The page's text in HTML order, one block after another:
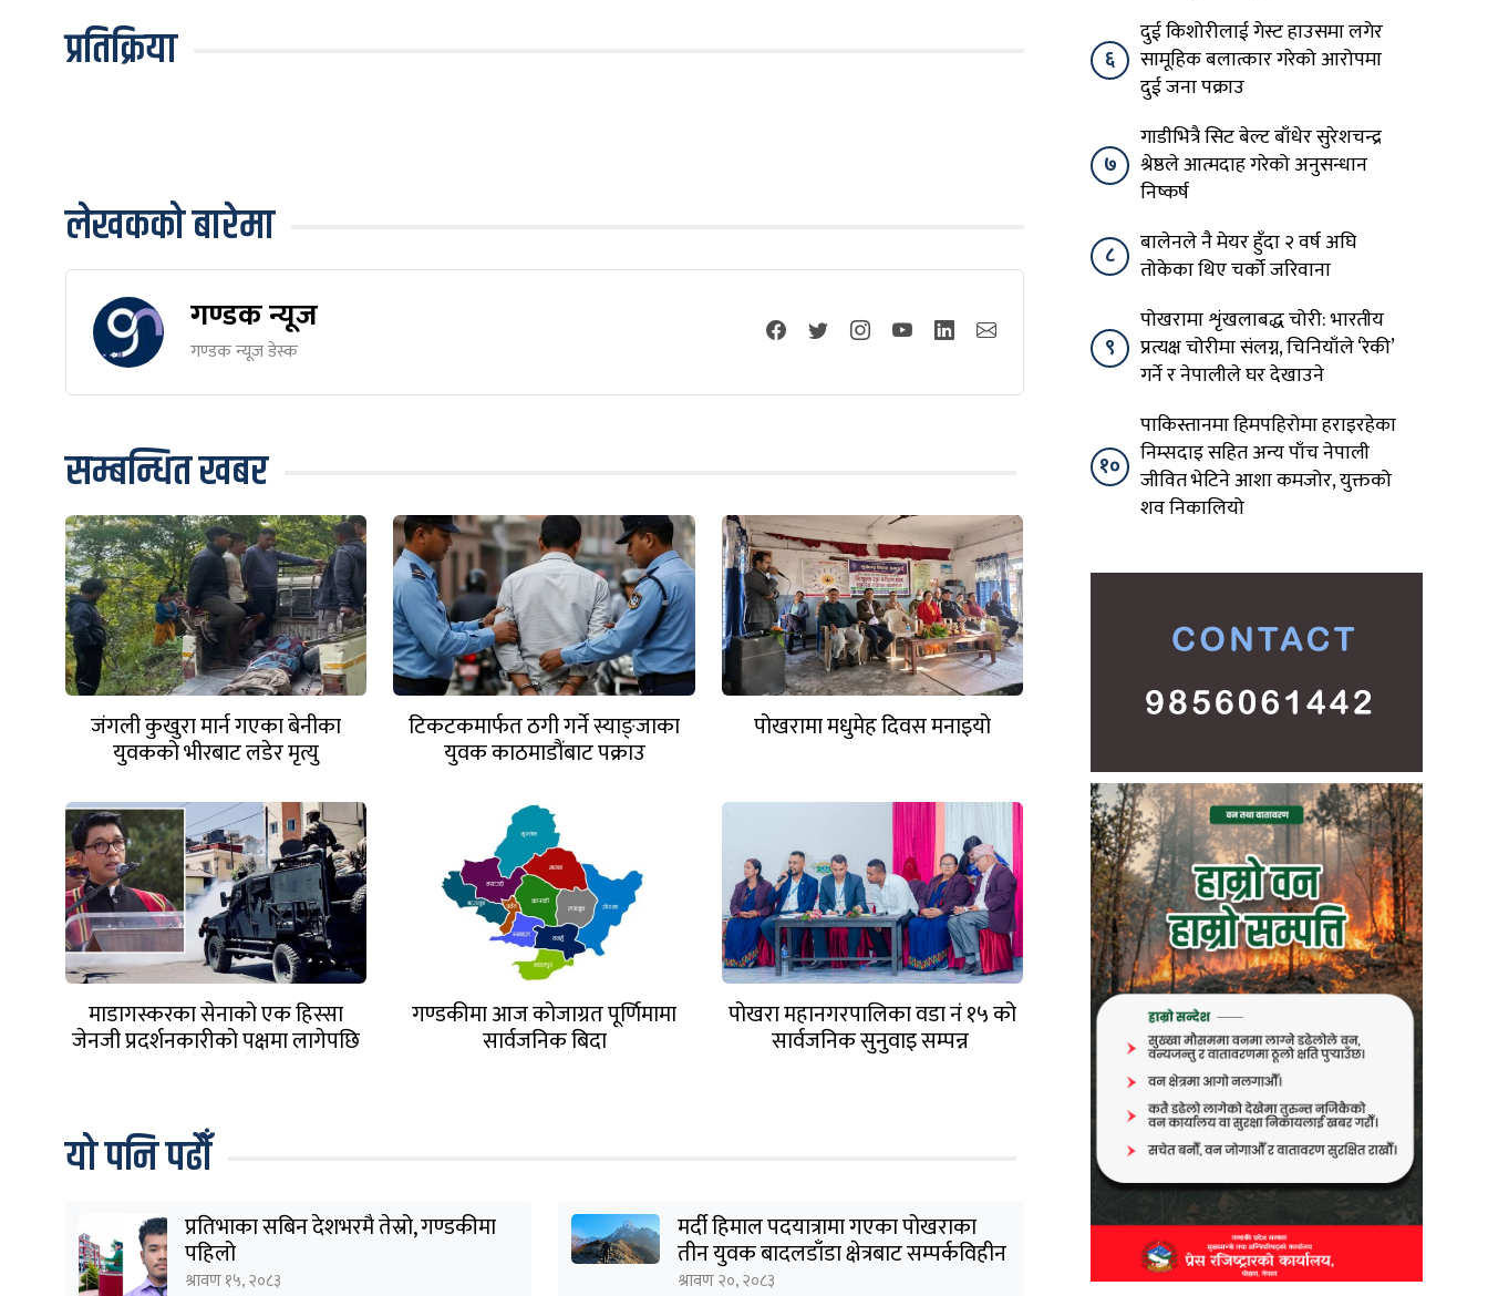
प्रतिक्रिया
लेखकको बारेमा
गण्डक न्यूज
गण्डक न्यूज डेस्क
सम्बन्धित खबर
जंगली कुखुरा मार्न गएका बेनीका
युवकको भीरबाट लडेर मृत्यु
टिकटकमार्फत ठगी गर्ने स्याङ्जाका
युवक काठमाडौंबाट पक्राउ
पोखरामा मधुमेह दिवस मनाइयो
माडागस्करका सेनाको एक हिस्सा
जेनजी प्रदर्शनकारीको पक्षमा लागेपछि
गण्डकीमा आज कोजाग्रत पूर्णिमामा
सार्वजनिक बिदा
पोखरा महानगरपालिका वडा नं १५ को
सार्वजनिक सुनुवाइ सम्पन्न
यो पनि पढौँ
प्रतिभाका सबिन देशभरमै तेस्रो, गण्डकीमा
पहिलो
श्रावण १५, २०८३
मर्दी हिमाल पदयात्रामा गएका पोखराका
तीन युवक बादलडाँडा क्षेत्रबाट सम्पर्कविहीन
श्रावण २०, २०८३
६
दुई किशोरीलाई गेस्ट हाउसमा लगेर
सामूहिक बलात्कार गरेको आरोपमा
दुई जना पक्राउ
७
गाडीभित्रै सिट बेल्ट बाँधेर सुरेशचन्द्र
श्रेष्ठले आत्मदाह गरेको अनुसन्धान
निष्कर्ष
८
बालेनले नै मेयर हुँदा २ वर्ष अघि
तोकेका थिए चर्को जरिवाना
९
पोखरामा शृंखलाबद्ध चोरी: भारतीय
प्रत्यक्ष चोरीमा संलग्न, चिनियाँले ‘रेकी’
गर्ने र नेपालीले घर देखाउने
१०
पाकिस्तानमा हिमपहिरोमा हराइरहेका
निम्सदाइ सहित अन्य पाँच नेपाली
जीवित भेटिने आशा कमजोर, युक्तको
शव निकालियो